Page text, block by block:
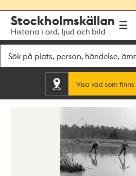
navigationen
huvudinnehållet
Stockholmskällan
Historia i ord, ljud och bild
Visa vad som